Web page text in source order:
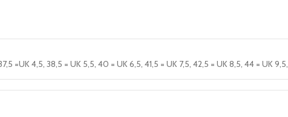
=UK 4,5, 38,5 = UK 5,5, 40 = UK 6,5, 41,5 = UK 7,5, 42,5 = UK 8,5, 44 = UK 9,5,